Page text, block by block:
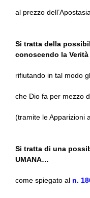
al prezzo
Si tratta della
conoscendo la
rifiutando in tal modo
che Dio fa per mezzo
(tramite le
Si tratta di una
UMANA…
come spiegato al n.